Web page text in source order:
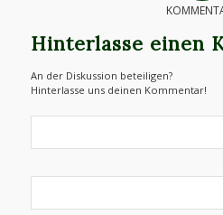
Hinterlasse einen
An der Diskussion beteiligen?
Hinterlasse uns deinen Kommentar!